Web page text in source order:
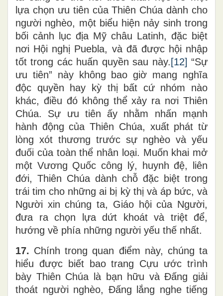
lựa chọn ưu tiên của Thiên Chúa dành cho
người nghèo, một biểu hiện nảy sinh trong
bối cảnh lục địa Mỹ châu Latinh, đặc biệt
nơi Hội nghị Puebla, và đã được hội nhập
tốt trong các huấn quyền sau này.[12] “Sự
ưu tiên” này không bao giờ mang nghĩa
độc quyền hay kỳ thị bất cứ nhóm nào
khác, điều đó không thể xảy ra nơi Thiên
Chúa. Sự ưu tiên ấy nhằm nhấn mạnh
hành động của Thiên Chúa, xuất phát từ
lòng xót thương trước sự nghèo và yếu
đuối của toàn thể nhân loại. Muốn khai mở
một Vương Quốc công lý, huynh đệ, liên
đới, Thiên Chúa dành chỗ đặc biệt trong
trái tim cho những ai bị kỳ thị và áp bức, và
Người xin chúng ta, Giáo hội của Người,
đưa ra chọn lựa dứt khoát và triệt để,
hướng về phía những người yếu thế nhất.
17. Chính trong quan điểm này, chúng ta
hiểu được biết bao trang Cựu ước trình
bày Thiên Chúa là bạn hữu và Đấng giải
thoát người nghèo, Đấng lắng nghe tiếng